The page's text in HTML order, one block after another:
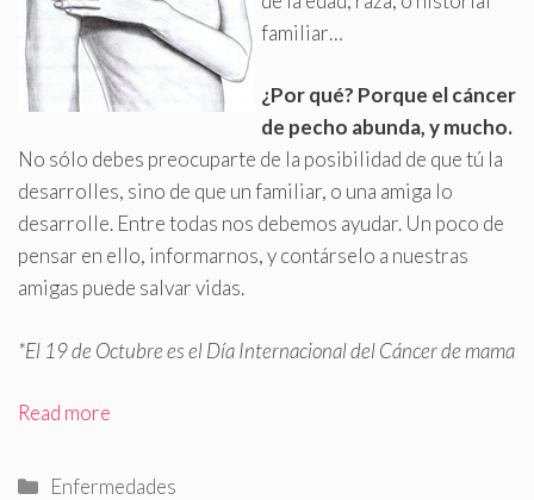
familiar…
¿Por qué? Porque el cáncer
de pecho abunda, y mucho.
No sólo debes preocuparte de la posibilidad de que tú la
desarrolles, sino de que un familiar, o una amiga lo
desarrolle. Entre todas nos debemos ayudar. Un poco de
pensar en ello, informarnos, y contárselo a nuestras
amigas puede salvar vidas.
*El 19 de Octubre es el Día Internacional del Cáncer de mama
Read more
Categorías
Enfermedades